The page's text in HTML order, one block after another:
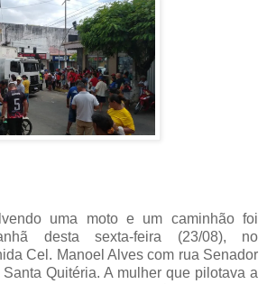
uma moto e um caminhão foi
desta sexta-feira (23/08), no
Cel. Manoel Alves com rua Senador
Quitéria. A mulher que pilotava a